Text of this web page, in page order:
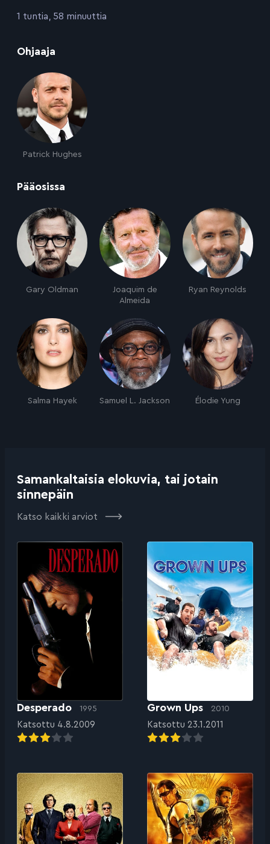
:1 tuntia, 58 minuuttia
Ohjaaja
Patrick Hughes
Pääosissa
Gary Oldman
Joaquim de
Almeida
Ryan Reynolds
Salma Hayek Samuel L. Jackson Élodie Yung
Samankaltaisia elokuvia, tai jotain
sinnepäin
Katso kaikki arviot
Desperado 1995
Katsottu 4.8.2009
Grown Ups 2010
Katsottu 23.1.2011